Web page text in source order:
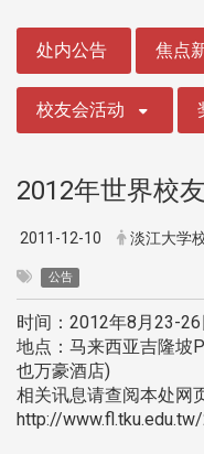
处内公告 焦点
校友会活动
2012年世界校
2011-12-10 淡江大学
公告
时间：2012年8月23-26
地点：马来西亚吉隆坡
也万豪酒店)
相关讯息请查阅本处网
http://